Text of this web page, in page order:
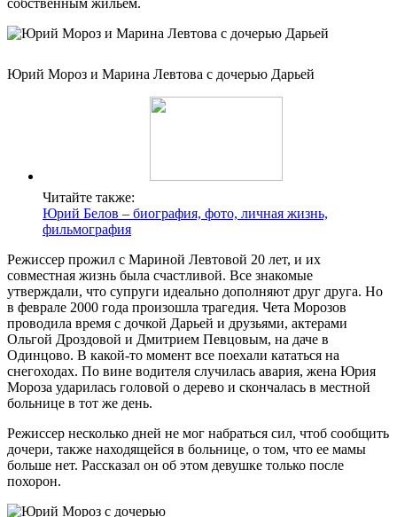
Юрий Мороз и Марина Левтова с дочерью Дарьей
Читайте также:
Юрий Белов – биография, фото, личная жизнь,
фильмография
Режиссер прожил с Мариной Левтовой 20 лет, и их
совместная жизнь была счастливой. Все знакомые
утверждали, что супруги идеально дополняют друг друга. Но
в феврале 2000 года произошла трагедия. Чета Морозов
проводила время с дочкой Дарьей и друзьями, актерами
Ольгой Дроздовой и Дмитрием Певцовым, на даче в
Одинцово. В какой-то момент все поехали кататься на
снегоходах. По вине водителя случилась авария, жена Юрия
Мороза ударилась головой о дерево и скончалась в местной
больнице в тот же день.
Режиссер несколько дней не мог набраться сил, чтоб сообщить
дочери, также находящейся в больнице, о том, что ее мамы
больше нет. Рассказал он об этом девушке только после
похорон.